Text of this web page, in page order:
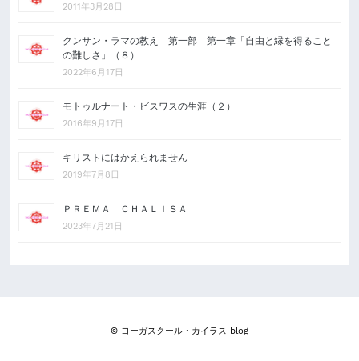
2011年3月28日
クンサン・ラマの教え 第一部 第一章「自由と縁を得ること
の難しさ」（８）
2022年6月17日
モトゥルナート・ビスワスの生涯（２）
2016年9月17日
キリストにはかえられません
2019年7月8日
ＰＲＥＭＡ ＣＨＡＬＩＳＡ
2023年7月21日
© ヨーガスクール・カイラス blog